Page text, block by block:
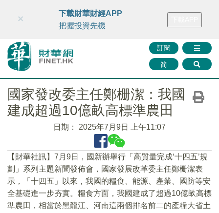
財華智庫網 FINTV FINMETA 財華證券 媒體矩陣
訂閱
简
×
下載財華財經APP
把握投資先機
國家發改委主任鄭栅潔：我國
建成超過10億畝高標準農田
日期： 2025年7月9日 上午11:07
【財華社訊】7月9日，國新辦舉行「高質量完成‘十四五’規
劃」系列主題新聞發佈會，國家發展改革委主任鄭栅潔表
示，「十四五」以來，我國的糧食、能源、產業、國防等安
全基礎進一步夯實。糧食方面，我國建成了超過10億畝高標
準農田，相當於黑龍江、河南這兩個排名前二的產糧大省土